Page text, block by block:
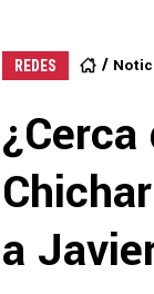
REDES
a